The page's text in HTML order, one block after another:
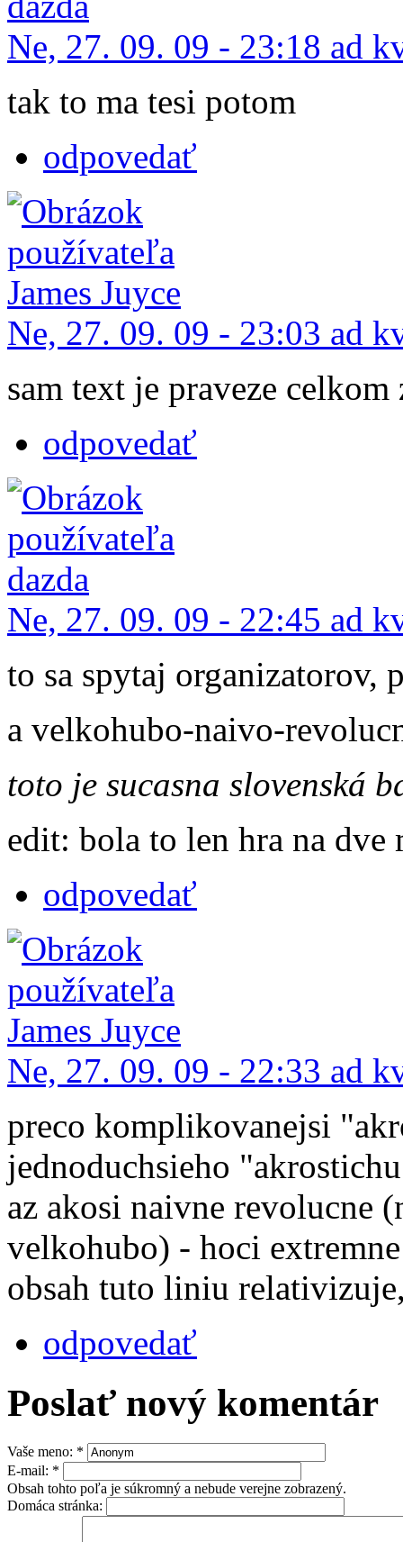
Ne, 27. 09. 09 - 23:18 ad
tak to ma tesi potom
odpovedať
Ne, 27. 09. 09 - 23:03 ad
sam text je praveze celkom
odpovedať
Ne, 27. 09. 09 - 22:45 ad
to sa spytaj organizatorov,
a velkohubo-naivo-
toto je sucasna slovenská
edit: bola to len hra na dve
odpovedať
Ne, 27. 09. 09 - 22:33 ad
preco komplikovanejsi
jednoduchsieho
az akosi naivne revolucne
velkohubo) - hoci
obsah tuto liniu
odpovedať
Poslať nový komentár
Vaše meno: *
E-mail: *
Obsah tohto poľa je súkromný a nebude verejne zobrazený.
Domáca stránka: